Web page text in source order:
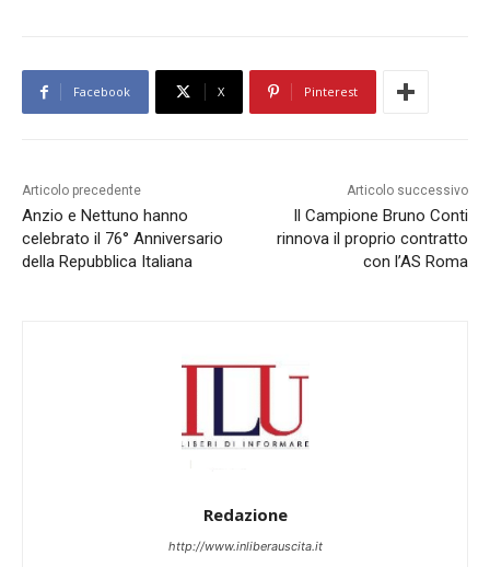
Facebook X Pinterest
Articolo precedente
Anzio e Nettuno hanno
celebrato il 76° Anniversario
della Repubblica Italiana
Articolo successivo
Il Campione Bruno Conti
rinnova il proprio contratto
con l’AS Roma
Redazione
http://www.inliberauscita.it